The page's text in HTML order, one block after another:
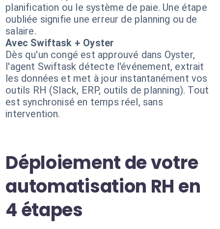
planification ou le système de paie. Une étape
oubliée signifie une erreur de planning ou de
salaire.
Avec Swiftask + Oyster
Dès qu'un congé est approuvé dans Oyster,
l'agent Swiftask détecte l'événement, extrait
les données et met à jour instantanément vos
outils RH (Slack, ERP, outils de planning). Tout
est synchronisé en temps réel, sans
intervention.
Déploiement de votre
automatisation RH en
4 étapes